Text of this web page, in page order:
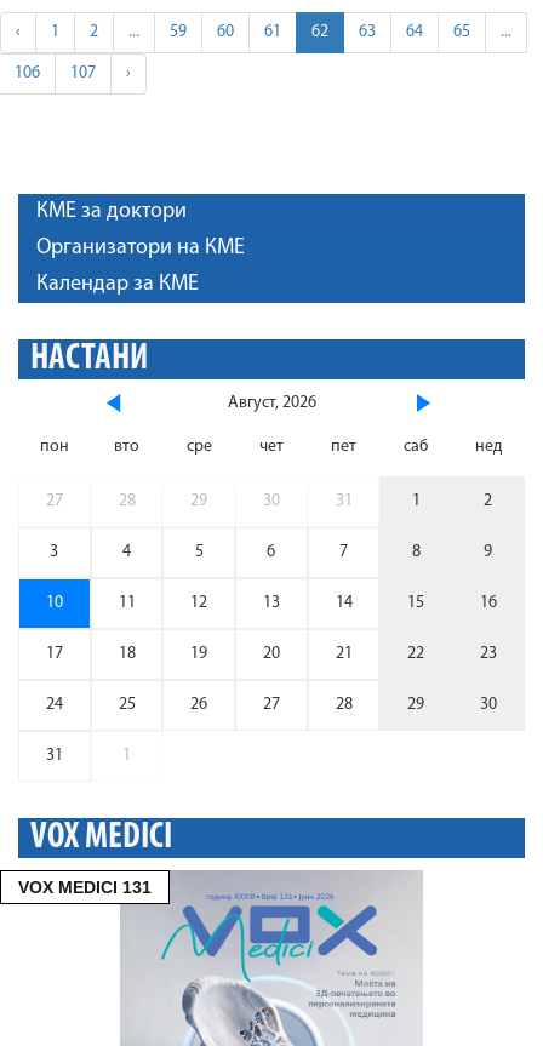
‹ 1 2 ... 59 60 61 62 63 64 65 ...
106 107 ›
КМЕ за доктори
Организатори на КМЕ
Календар за КМЕ
НАСТАНИ
Август, 2026
пон вто сре чет пет саб нед
27 28 29 30 31 1 2
3 4 5 6 7 8 9
10 11 12 13 14 15 16
17 18 19 20 21 22 23
24 25 26 27 28 29 30
31 1
VOX MEDICI
VOX MEDICI 131